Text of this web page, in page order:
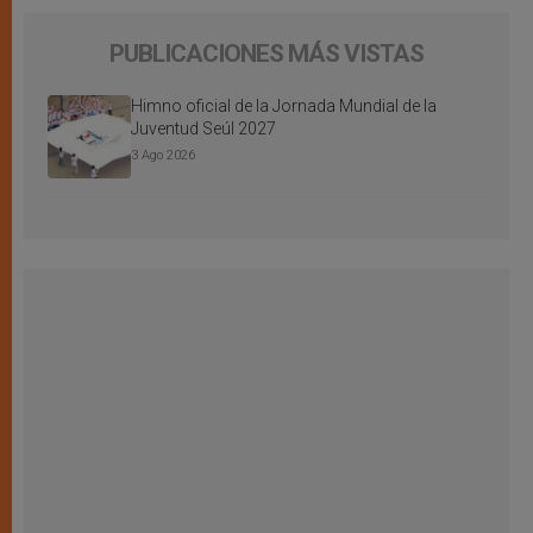
PUBLICACIONES MÁS VISTAS
Himno oficial de la Jornada Mundial de la
Juventud Seúl 2027
3 Ago 2026